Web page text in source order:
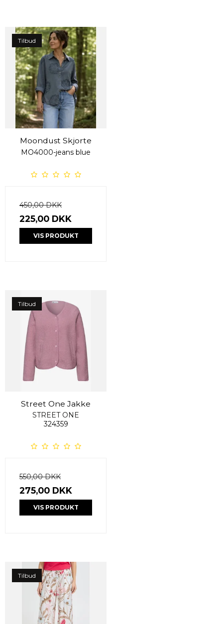
Tilbud
Moondust Skjorte
MO4000-jeans blue
450,00 DKK
225,00 DKK
VIS PRODUKT
Tilbud
Street One Jakke
STREET ONE
324359
550,00 DKK
275,00 DKK
VIS PRODUKT
Tilbud